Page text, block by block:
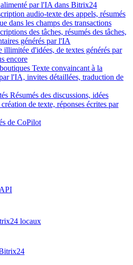
alimenté par l'IA dans Bitrix24
audio-texte des appels, résumés
dans les champs des transactions
des tâches, résumés des tâches,
générés par l'IA
illimitée d'idées, de textes générés par
encore
Texte convaincant à la
l'IA, invites détaillées, traduction de
Résumés des discussions, idées
de texte, réponses écrites par
de CoPilot
locaux